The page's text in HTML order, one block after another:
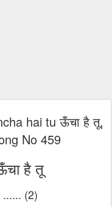
hai tu ऊँचा है तू,
No 459
है तू
...... (2)